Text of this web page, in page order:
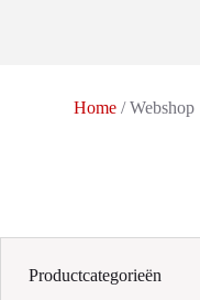
Home / Webshop
Productcategorieën